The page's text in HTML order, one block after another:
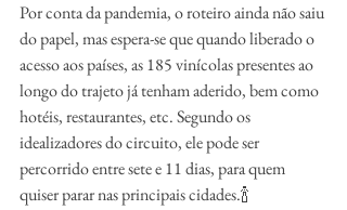
Por conta da pandemia, o roteiro ainda não saiu
do papel, mas espera-se que quando liberado o
acesso aos países, as 185 vinícolas presentes ao
longo do trajeto já tenham aderido, bem como
hotéis, restaurantes, etc. Segundo os
idealizadores do circuito, ele pode ser
percorrido entre sete e 11 dias, para quem
quiser parar nas principais cidades.🍾